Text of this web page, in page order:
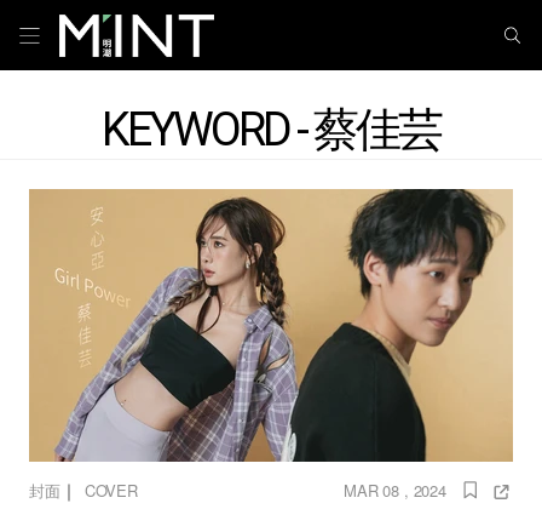
KEYWORD - 蔡佳芸
封面｜ COVER MAR 08 , 2024